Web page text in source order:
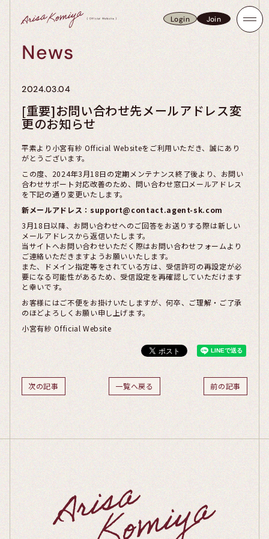
Login
Join
News
2024.03.04
[重要]お問い合わせ先メールアドレス変
更のお知らせ
平素より小宮有紗 Official Websiteをご利用いただき、誠にあり
がとうございます。
この度、2024年3月18日の定期メンテナンス終了後より、お問い
合わせサポート対応改善のため、問い合わせ窓口メールアドレス
を下記の通り変更いたします。
新メールアドレス：support@contact.agent-sk.com
3月18日以降、お問い合わせへのご回答をお送りする際は新しい
メールアドレスから返信いたします。
当サイトへお問い合わせいただく際はお問い合わせフォームより
ご連絡いただきますようお願いいたします。
また、ドメイン指定等をされている方は、受信許可の再設定が必
要になる可能性があるため、受信設定を再確認していただけます
と幸いです。
お客様にはご不便をお掛けいたしますが、何卒、ご理解・ご了承
のほどよろしくお願い申し上げます。
小宮有紗 Official Website
次の記事 一覧へ戻る 前の記事